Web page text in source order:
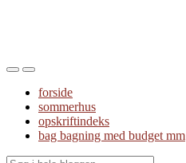
Toggle
mobile
menu
Toggle
the
search
field
forside
sommerhus
opskriftindeks
bag bagning med budget mm